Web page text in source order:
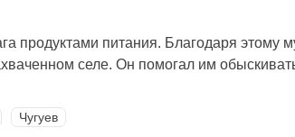
продуктами питания. Благодаря этому
селе. Он помогал им
Чугуев